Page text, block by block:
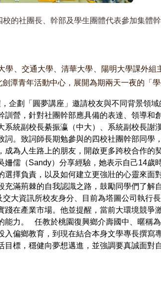
的社團長、幹部及學生團體代表參加集體
學、交通大學、清華大學、陽明大學課外
潭青年活動中心，展開為期兩天一夜的「
企劃「圓夢講座」邀請校友與不同背景領
訓營，針對社團幹部應具備的表達、領導
統副校長綦振瀛（中大）、系統副校長謝
詞。致詞師長期勉參與的四校社團幹部同學
成為人生路上的朋友，開啟更多跨校合作
姍儒（Sandy）分享經驗，她表示自己14歲
選擇負責，以及如何建立更強壯的心靈來面
充滿荊棘的自我認識之路，鼓勵同學們了解
大資訊所校友身分、目前為塔圖公司執行
踐在產業市場。他並提醒，當前大環境競爭
能力。 任教於桃園復興鄉介壽國中、暱稱
入偏鄉教育，到現在結合本身文學專長撰寫
標，穩健向夢想邁進，並強調要真誠面對